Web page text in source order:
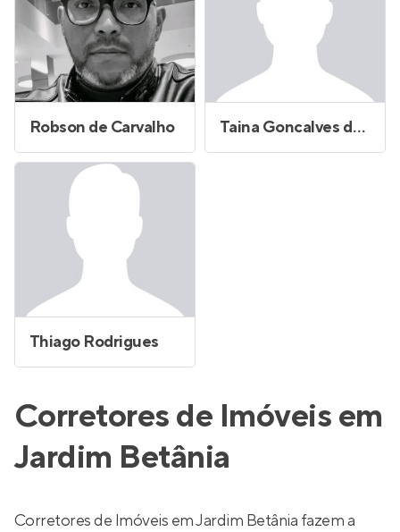
Robson de Carvalho Taina Goncalves da Silva
Thiago Rodrigues
Corretores de Imóveis em
Jardim Betânia
Corretores de Imóveis em Jardim Betânia fazem a